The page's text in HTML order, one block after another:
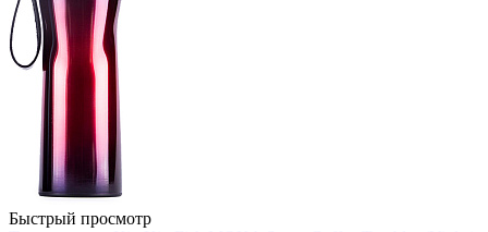
Быстрый просмотр